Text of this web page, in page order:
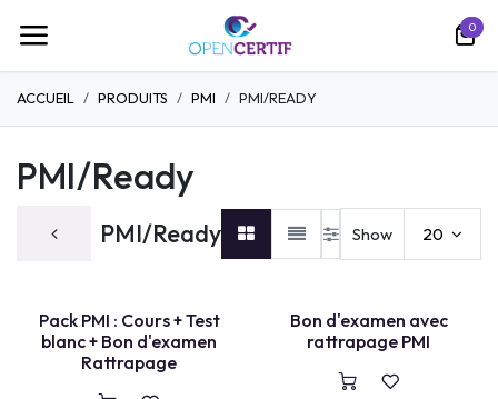
0
ACCUEIL PRODUITS PMI PMI/READY
PMI/Ready
PMI/Ready Show 20
TEST LABEL
Pack PMI : Cours + Test
blanc + Bon d'examen
Rattrapage
E
X
AM
E
N
+
R
E
P
A
S
S
A
GE
Bon d'examen avec
rattrapage PMI